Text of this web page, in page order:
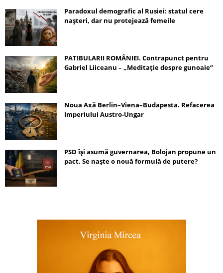
Paradoxul demografic al Rusiei: statul cere
nașteri, dar nu protejează femeile
PATIBULARII ROMÂNIEI. Contrapunct pentru
Gabriel Liiceanu – „Meditație despre gunoaie”
Noua Axă Berlin–Viena–Budapesta. Refacerea
Imperiului Austro-Ungar
PSD își asumă guvernarea, Bolojan propune un
pact. Se naște o nouă formulă de putere?